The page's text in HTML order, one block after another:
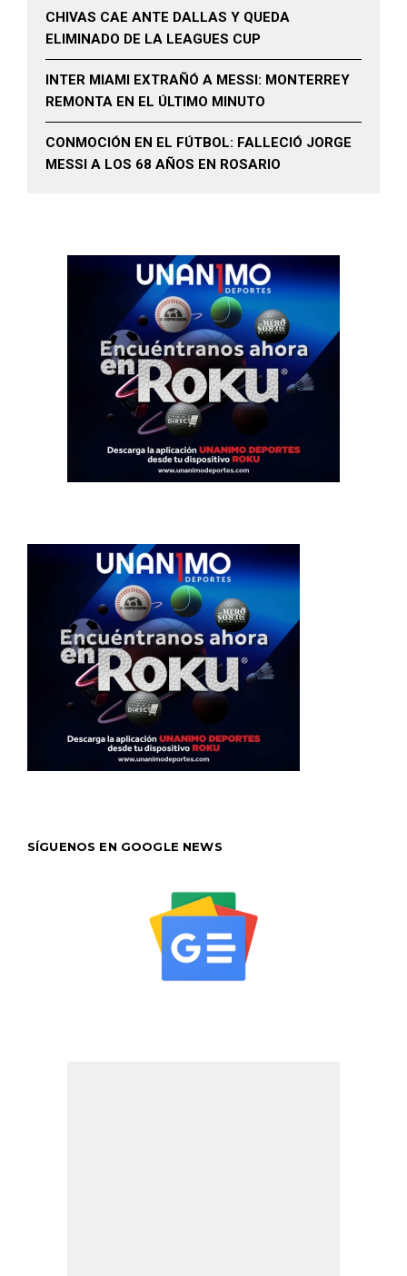
CHIVAS CAE ANTE DALLAS Y QUEDA
ELIMINADO DE LA LEAGUES CUP
INTER MIAMI EXTRAÑÓ A MESSI: MONTERREY
REMONTA EN EL ÚLTIMO MINUTO
CONMOCIÓN EN EL FÚTBOL: FALLECIÓ JORGE
MESSI A LOS 68 AÑOS EN ROSARIO
SÍGUENOS EN GOOGLE NEWS